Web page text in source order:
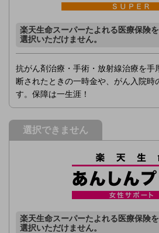
楽天生命スーパーたよれる医療保険
選択いただけません。
抗がん剤治療・手術・放射線治療を手
断されたときの一時金や、がん入院時
す。保障は一生涯！
選択できません
楽天生命スーパーたよれる医療保険
選択いただけません。